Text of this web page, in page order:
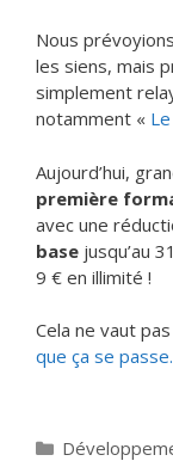
Nous
les siens, mais
simplement
notamment «
Aujourd’hui,
première
avec une
base jusqu’au
9 € en illimité !
Cela ne vaut
que ça se passe.
Catégories